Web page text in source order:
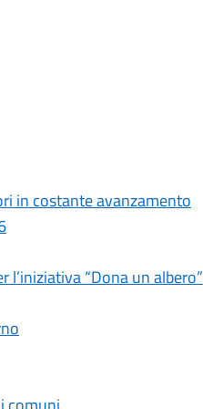
in costante avanzamento
“Dona un albero”